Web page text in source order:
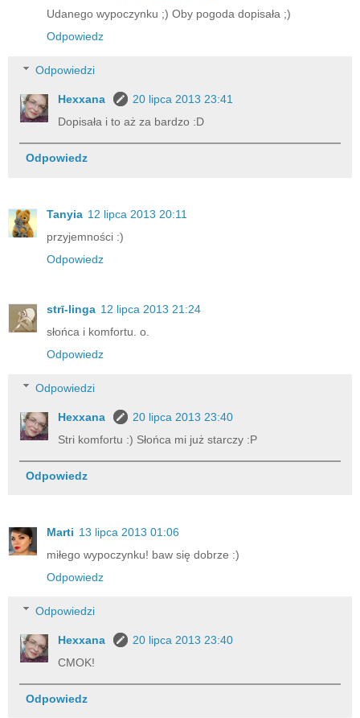
Udanego wypoczynku ;) Oby pogoda dopisała ;)
Odpowiedz
Odpowiedzi
Hexxana
20 lipca 2013 23:41
Dopisała i to aż za bardzo :D
Odpowiedz
Tanyia 12 lipca 2013 20:11
przyjemności :)
Odpowiedz
strī-linga 12 lipca 2013 21:24
słońca i komfortu. o.
Odpowiedz
Odpowiedzi
Hexxana
20 lipca 2013 23:40
Stri komfortu :) Słońca mi już starczy :P
Odpowiedz
Marti 13 lipca 2013 01:06
miłego wypoczynku! baw się dobrze :)
Odpowiedz
Odpowiedzi
Hexxana
20 lipca 2013 23:40
CMOK!
Odpowiedz